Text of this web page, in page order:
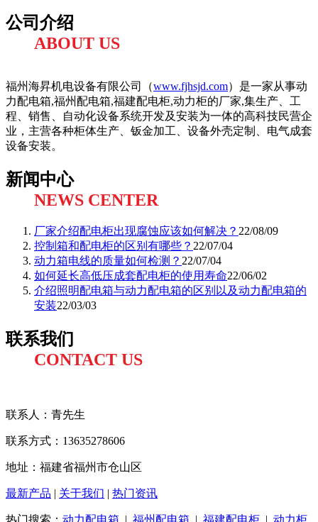
公司介绍
ABOUT US
福州海昇机电设备有限公司（www.fjhsjd.com）是一家从事动
力配电箱,福州配电箱,福建配电柜,动力柜的厂家,集生产、工
程、销售、自动化设备系统开发及安装为一体的高科技民营企
业，主营各种柜体生产、钣金加工、设备外壳定制、电气成套
设备安装。
新闻中心
NEWS CENTER
厂家介绍配电柜出现腐蚀应该如何解决？ 22/08/09
控制箱和配电柜的区别有哪些？ 22/07/04
动力箱电线的质量如何检测？ 22/07/04
如何延长高低压成套配电柜的使用寿命22/06/02
介绍照明配电箱与动力配电箱的区别以及动力配电箱的
安装22/03/03
联系我们
CONTACT US
联系人： 青先生
联系方式 ：13635278606
地址：福建省福州市仓山区
最新产品 | 关于我们 | 热门资讯
热门搜索： 动力配电箱 | 福州配电箱 | 福建配电柜 | 动力柜